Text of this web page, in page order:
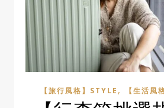
【旅行風格】STYLE , 【生活風